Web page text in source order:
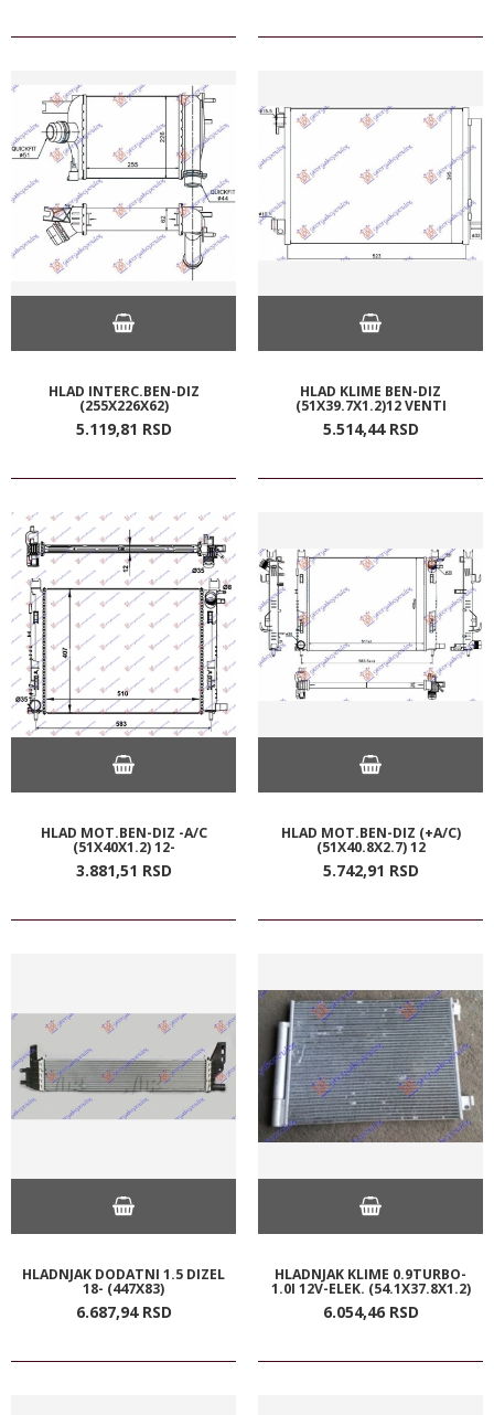
HLAD INTERC.BEN-DIZ
(255X226X62)
5.119,81 RSD
HLAD KLIME BEN-DIZ
(51X39.7X1.2)12 VENTI
5.514,44 RSD
HLAD MOT.BEN-DIZ -A/C
(51X40X1.2) 12-
3.881,51 RSD
HLAD MOT.BEN-DIZ (+A/C)
(51X40.8X2.7) 12
5.742,91 RSD
HLADNJAK DODATNI 1.5 DIZEL
18- (447X83)
6.687,94 RSD
HLADNJAK KLIME 0.9TURBO-
1.0I 12V-ELEK. (54.1X37.8X1.2)
6.054,46 RSD